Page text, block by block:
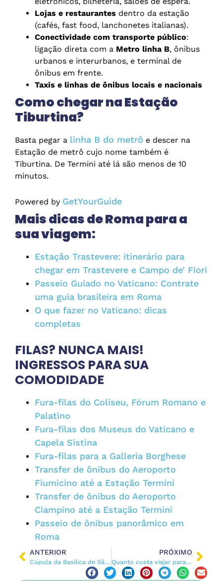
Lojas e restaurantes dentro da estação
(cafés, fast food, lanchonetes italianas).
Conectividade com transporte público:
ligação direta com a Metro linha B, ônibus
urbanos e interurbanos, e terminal de
ônibus em frente.
Taxis e linhas de ônibus locais e nacionais
Como chegar na Estação
Tiburtina?
Basta pegar a linha B do metrô e descer na
Estação de metrô cujo nome também é
Tiburtina. De Termini até lá são menos de 10
minutos.
Powered by GetYourGuide
Mais dicas de Roma para a
sua viagem:
Estação Trastevere: itinerário para
chegar em Trastevere e Campo de’ Fiori
Passeio Guiado no Vaticano: Contrate
uma guia brasileira em Roma
O que fazer no Vaticano: dicas
completas
FILAS? NUNCA MAIS!
INGRESSOS PARA SUA
COMODIDADE
Fura-filas do Coliseu, Fórum Romano e
Palatino
Fura-filas dos Museus do Vaticano e
Capela Sistina
Fura-filas para a Galleria Borghese
Transfer de ônibus do Aeroporto
Fiumicino até a Estação Termini
Transfer de ônibus do Aeroporto
Ciampino até a Estação Termini
Passeio de ônibus panorâmico em
Roma
ANTERIOR
Cúpula da Basílica de São Pedro: Preço, Como Subir + Dicas
PRÓXIMO
Quanto custa viajar para Roma em 2026? Saiba Mais!